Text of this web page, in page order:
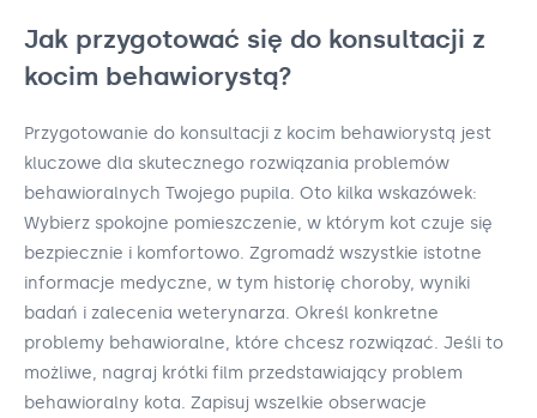
Jak przygotować się do konsultacji z
kocim behawiorystą?
Przygotowanie do konsultacji z kocim behawiorystą jest
kluczowe dla skutecznego rozwiązania problemów
behawioralnych Twojego pupila. Oto kilka wskazówek:
Wybierz spokojne pomieszczenie, w którym kot czuje się
bezpiecznie i komfortowo. Zgromadź wszystkie istotne
informacje medyczne, w tym historię choroby, wyniki
badań i zalecenia weterynarza. Określ konkretne
problemy behawioralne, które chcesz rozwiązać. Jeśli to
możliwe, nagraj krótki film przedstawiający problem
behawioralny kota. Zapisuj wszelkie obserwacje